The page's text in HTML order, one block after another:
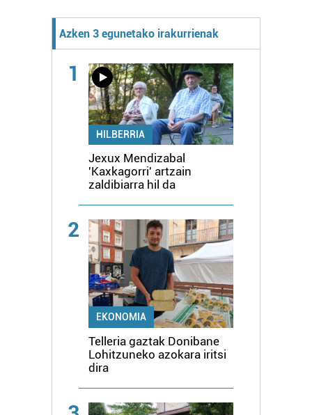
Azken 3 egunetako irakurrienak
1
HILBERRIA
Jexux Mendizabal
'Kaxkagorri' artzain
zaldibiarra hil da
2
EKONOMIA
Telleria gaztak Donibane
Lohitzuneko azokara iritsi
dira